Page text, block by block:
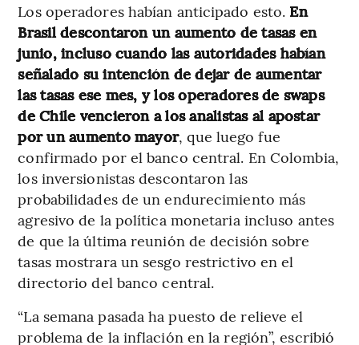
Los operadores habían anticipado esto. En
Brasil descontaron un aumento de tasas en
junio, incluso cuando las autoridades habían
señalado su intención de dejar de aumentar
las tasas ese mes, y los operadores de swaps
de Chile vencieron a los analistas al apostar
por un aumento mayor, que luego fue
confirmado por el banco central. En Colombia,
los inversionistas descontaron las
probabilidades de un endurecimiento más
agresivo de la política monetaria incluso antes
de que la última reunión de decisión sobre
tasas mostrara un sesgo restrictivo en el
directorio del banco central.
“La semana pasada ha puesto de relieve el
problema de la inflación en la región”, escribió